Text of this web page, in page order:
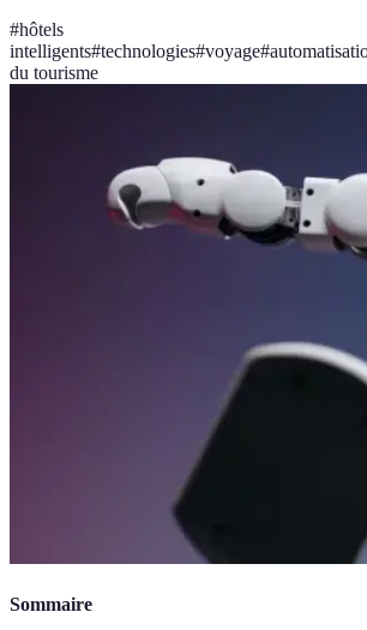
#hôtels
intelligents#technologies#voyage#
du tourisme
Sommaire